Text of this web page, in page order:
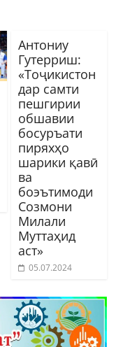
Антониу
Гутерриш:
«Тоҷикистон
дар самти
пешгирии
обшавии
босуръати
пиряхҳо
шарики қавӣ
ва
боэътимоди
Созмони
Милали
Муттаҳид
аст»
05.07.2024